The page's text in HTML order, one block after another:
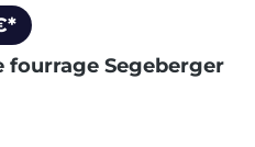
fourrage Segeberger